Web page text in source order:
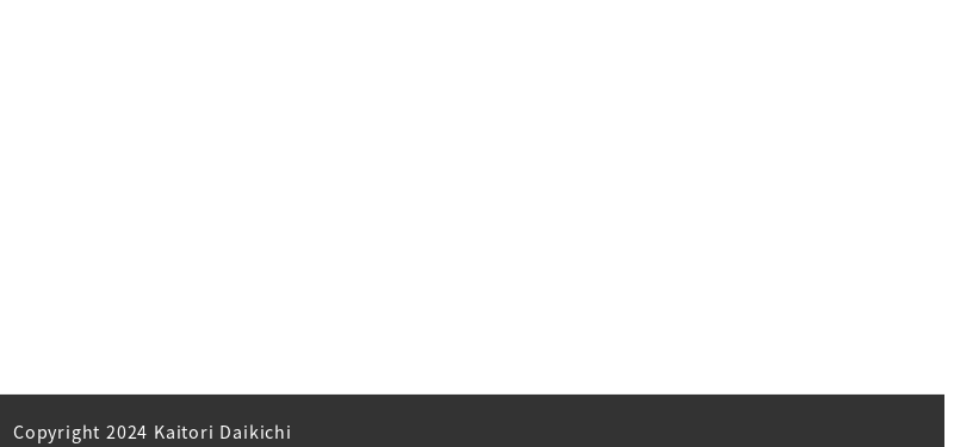
Copyright 2024 Kaitori Daikichi